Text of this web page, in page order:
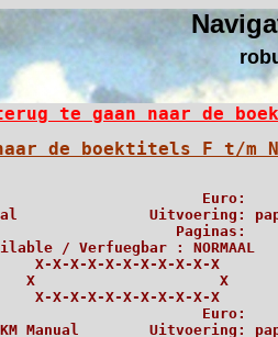
te gaan naar de
de boektitels F t/m